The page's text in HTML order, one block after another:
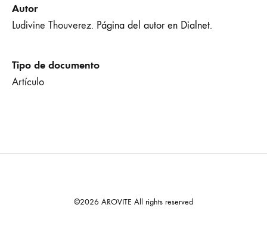
Autor
Ludivine Thouverez. Página del autor en Dialnet.
Tipo de documento
Artículo
©2026 AROVITE All rights reserved